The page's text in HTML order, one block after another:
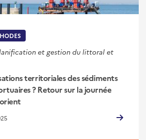
et gestion du littoral et
territoriales des sédiments
? Retour sur la journée